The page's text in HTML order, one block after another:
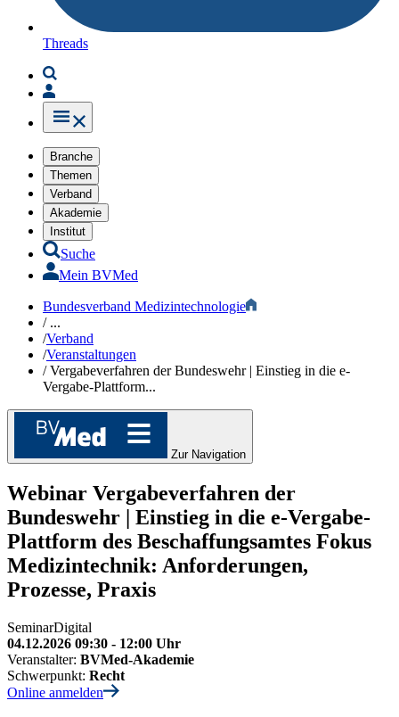
Threads
Branche
Themen
Verband
Akademie
Institut
Suche
Mein BVMed
Bundesverband Medizintechnologie
/...
/Verband
/Veranstaltungen
/Vergabeverfahren der Bundeswehr | Einstieg in die e-
Vergabe-Plattform...
Zur Navigation
Webinar Vergabeverfahren der
Bundeswehr | Einstieg in die e-Vergabe-
Plattform des Beschaffungsamtes Fokus
Medizintechnik: Anforderungen,
Prozesse, Praxis
SeminarDigital
04.12.2026 09:30 - 12:00 Uhr
Veranstalter: BVMed-Akademie
Schwerpunkt: Recht
Online anmelden